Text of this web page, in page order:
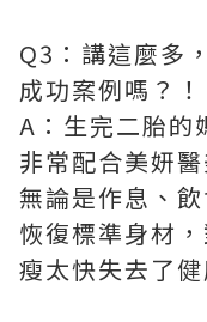
Q3：講這麼多
成功案例嗎？！
A：生完二胎的
非常配合美妍
無論是作息、
恢復標準身材
瘦太快失去了健